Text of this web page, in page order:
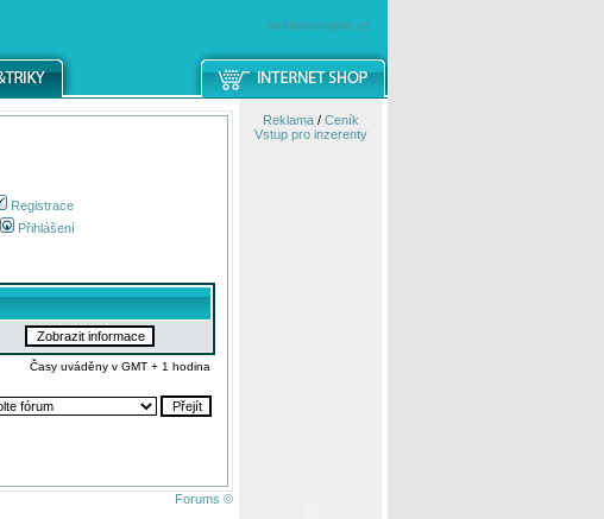
windowsmobile.cz
Registrace
Přihlášení
Časy uváděny v GMT + 1 hodina
Forums ©
Reklama/ Ceník
Vstup pro inzerenty